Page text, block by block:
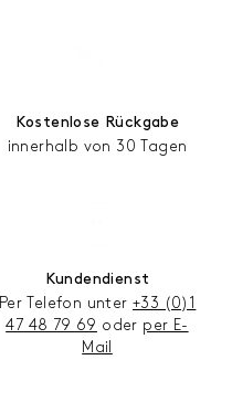
Kostenlose Rückgabe
innerhalb von 30 Tagen
Kundendienst
Per Telefon unter +33 (0)1
47 48 79 69 oder per E-
Mail